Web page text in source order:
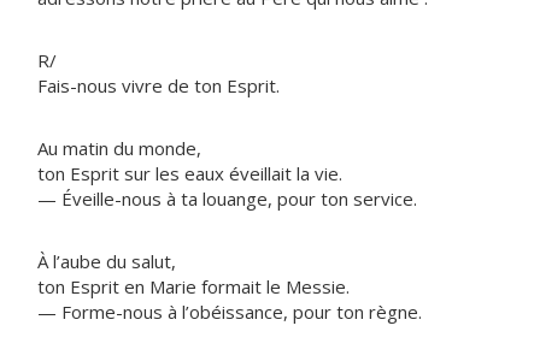
R/
Fais-nous vivre de ton Esprit.
Au matin du monde,
ton Esprit sur les eaux éveillait la vie.
— Éveille-nous à ta louange, pour ton service.
À l’aube du salut,
ton Esprit en Marie formait le Messie.
— Forme-nous à l’obéissance, pour ton règne.